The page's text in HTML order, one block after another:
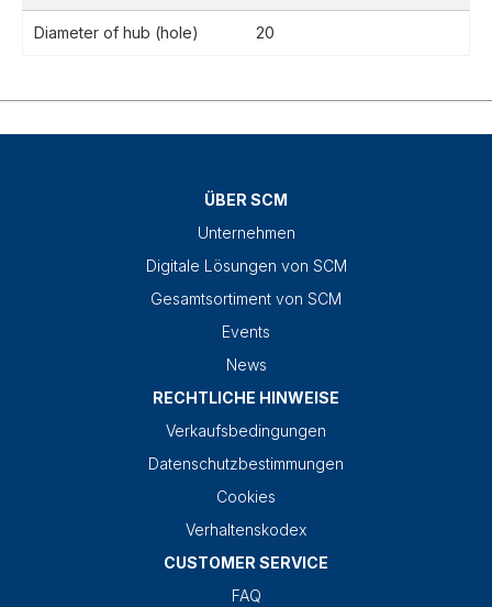
Diameter of hub (hole) 20
ÜBER SCM
Unternehmen
Digitale Lösungen von SCM
Gesamtsortiment von SCM
Events
News
RECHTLICHE HINWEISE
Verkaufsbedingungen
Datenschutzbestimmungen
Cookies
Verhaltenskodex
CUSTOMER SERVICE
FAQ